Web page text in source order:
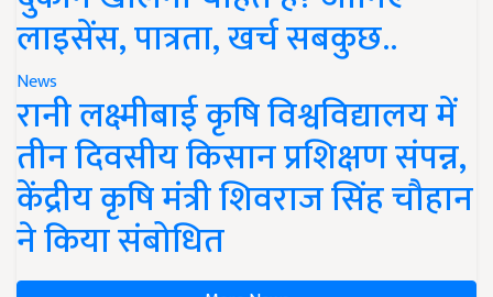
लाइसेंस, पात्रता, खर्च सबकुछ..
News
रानी लक्ष्मीबाई कृषि विश्वविद्यालय में
तीन दिवसीय किसान प्रशिक्षण संपन्न,
केंद्रीय कृषि मंत्री शिवराज सिंह चौहान
ने किया संबोधित